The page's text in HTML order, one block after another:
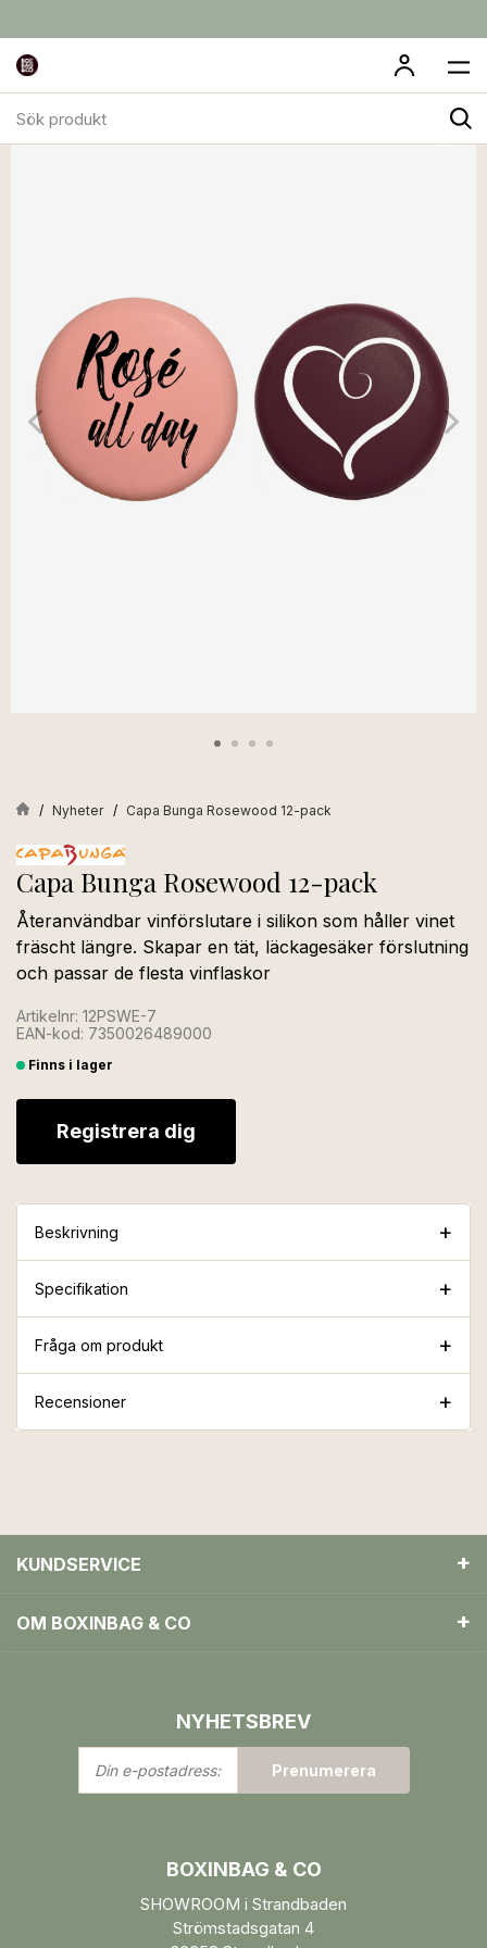
produkt
Nyheter Capa Bunga Rosewood 12-pack
Capa Bunga Rosewood 12-pack
Återanvändbar vinförslutare i silikon som håller vinet
fräscht längre. Skapar en tät, läckagesäker förslutning
och passar de flesta vinflaskor
Artikelnr: 12PSWE-7
EAN-kod: 7350026489000
Finns i lager
Registrera dig
Beskrivning
Specifikation
Fråga om produkt
Recensioner
KUNDSERVICE
OM BOXINBAG & CO
NYHETSBREV
Din
e-
Prenumerera
BOXINBAG & CO
SHOWROOM i Strandbaden
Strömstadsgatan 4